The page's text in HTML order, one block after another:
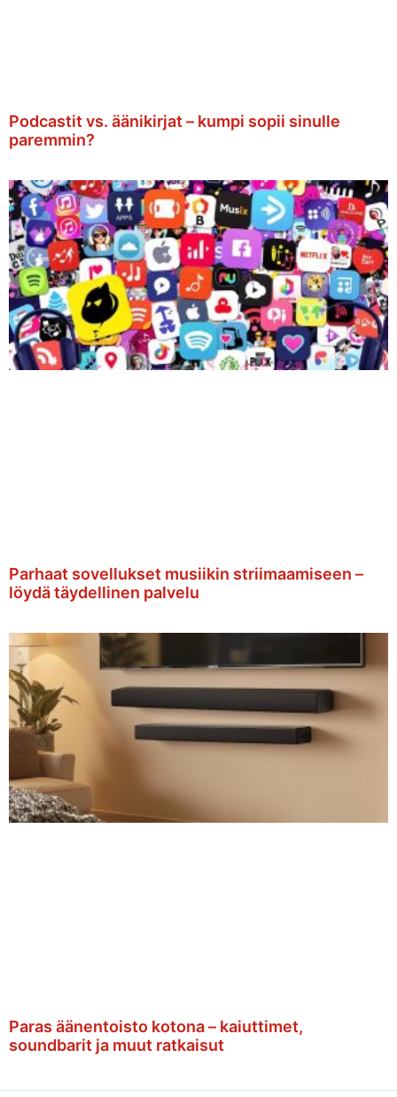
Podcastit vs. äänikirjat – kumpi sopii sinulle
paremmin?
Parhaat sovellukset musiikin striimaamiseen –
löydä täydellinen palvelu
Paras äänentoisto kotona – kaiuttimet,
soundbarit ja muut ratkaisut